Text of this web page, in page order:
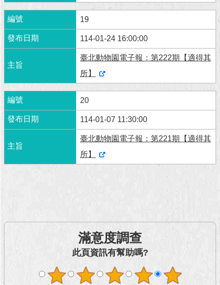
19
114-01-24 16:00:00
臺北動物園電子報：第222期【適得其
所】
20
114-01-07 11:30:00
臺北動物園電子報：第221期【適得其
所】
滿意度調查
此頁資訊有幫助嗎?